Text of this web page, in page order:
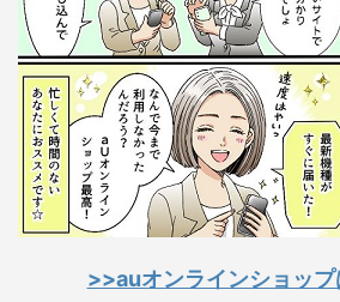
>>auオンラインショッ